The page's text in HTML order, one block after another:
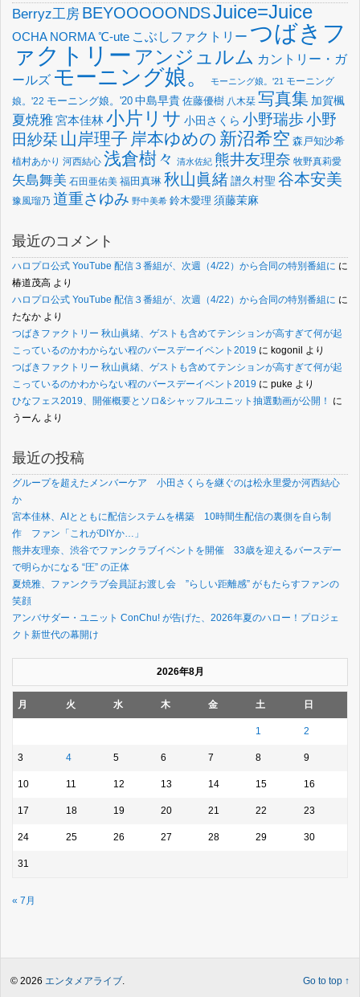
Berryz工房 BEYOOOOONDSJuice=Juice
OCHA NORMA℃-ute こぶしファクトリー つばきフ
ァクトリー アンジュルム カントリー・ガ
ールズ モーニング娘。 モーニング娘。'21 モーニング
娘。'22 モーニング娘。'20 中島早貴 佐藤優樹 八木栞 写真集 加賀楓
夏焼雅宮本佳林小片リサ 小田さくら 小野瑞歩小野
田紗栞 山岸理子 岸本ゆめの 新沼希空 森戸知沙希
植村あかり 河西結心 浅倉樹々 清水佐紀 熊井友理奈 牧野真莉愛
矢島舞美 石田亜佑美 福田真琳 秋山眞緒譜久村聖 谷本安美
豫風瑠乃 道重さゆみ 野中美希 鈴木愛理 須藤茉麻
最近のコメント
ハロプロ公式 YouTube 配信３番組が、次週（4/22）から合同の特別番組に に
椿道茂高 より
ハロプロ公式 YouTube 配信３番組が、次週（4/22）から合同の特別番組に に
たなか より
つばきファクトリー 秋山眞緒、ゲストも含めてテンションが高すぎて何が起
こっているのかわからない程のバースデーイベント2019 に kogonil より
つばきファクトリー 秋山眞緒、ゲストも含めてテンションが高すぎて何が起
こっているのかわからない程のバースデーイベント2019 に puke より
ひなフェス2019、開催概要とソロ&シャッフルユニット抽選動画が公開！
に
うーん より
最近の投稿
グループを超えたメンバーケア 小田さくらを継ぐのは松永里愛か河西結心
か
宮本佳林、AIとともに配信システムを構築 10時間生配信の裏側を自ら制
作 ファン「これがDIYか…」
熊井友理奈、渋谷でファンクラブイベントを開催 33歳を迎えるバースデー
で明らかになる “圧” の正体
夏焼雅、ファンクラブ会員証お渡し会 ”らしい距離感” がもたらすファンの
笑顔
アンバサダー・ユニット ConChu! が告げた、2026年夏のハロー！プロジェ
クト新世代の幕開け
2026年8月
月 火 水 木 金 土 日
1 2
3 4 5 6 7 8 9
10 11 12 13 14 15 16
17 18 19 20 21 22 23
24 25 26 27 28 29 30
31
« 7月
Go to top ↑
© 2026 エンタメアライブ.